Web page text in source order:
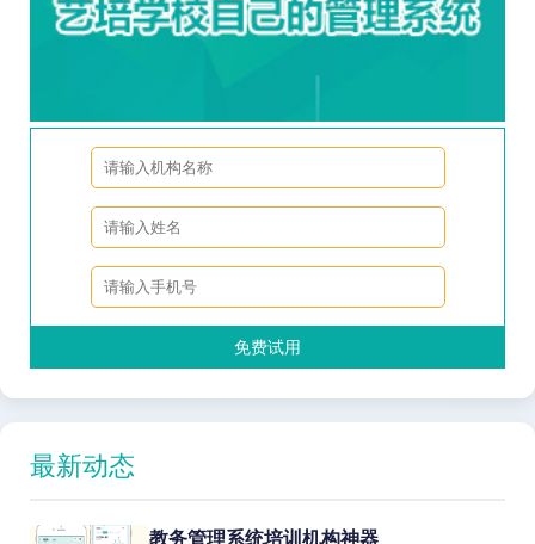
免费试用
最新动态
教务管理系统培训机构神器